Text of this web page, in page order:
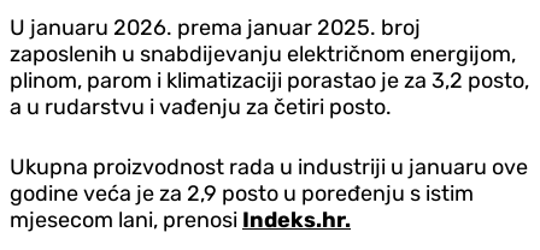
U januaru 2026. prema januar 2025. broj
zaposlenih u snabdijevanju električnom energijom,
plinom, parom i klimatizaciji porastao je za 3,2 posto,
a u rudarstvu i vađenju za četiri posto.
Ukupna proizvodnost rada u industriji u januaru ove
godine veća je za 2,9 posto u poređenju s istim
mjesecom lani, prenosi Indeks.hr.